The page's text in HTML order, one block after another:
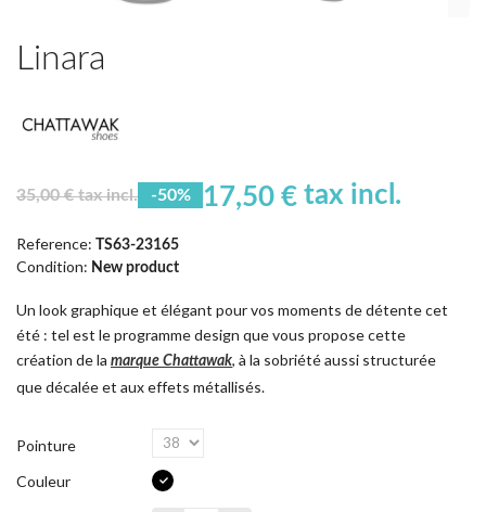
Linara
35,00 € tax incl. -50% 17,50 € tax incl.
Reference: TS63-23165
Condition: New product
Un look graphique et élégant pour vos moments de détente cet
été : tel est le programme design que vous propose cette
création de la marque Chattawak, à la sobriété aussi structurée
que décalée et aux effets métallisés.
Pointure
Couleur